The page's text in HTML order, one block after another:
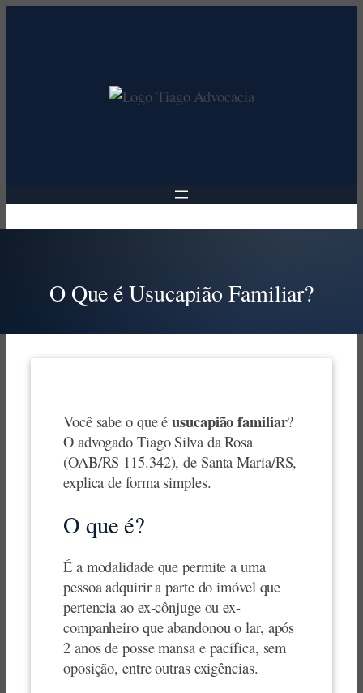
O Que é Usucapião Familiar?
Você sabe o que éusucapião familiar?
O advogado Tiago Silva da Rosa
(OAB/RS 115.342), de Santa Maria/RS,
explica de forma simples.
O que é?
É a modalidade que permite a uma
pessoa adquirir a parte do imóvel que
pertencia ao ex-cônjuge ou ex-
companheiro que abandonou o lar, após
2 anos de posse mansa e pacífica, sem
oposição, entre outras exigências.